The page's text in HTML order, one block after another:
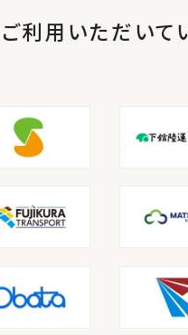
ご利用いただいて